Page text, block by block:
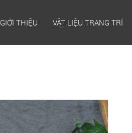
GIỚI THIỆU VẬT LIỆU TRANG TRÍ